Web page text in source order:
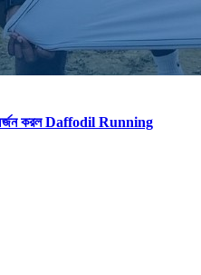
অর্জন করল Daffodil Running